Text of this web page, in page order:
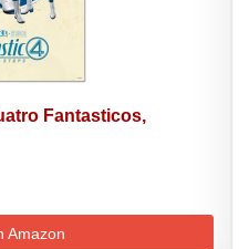
Fantasticos,
Amazon